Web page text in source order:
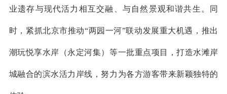
业遗存与现代活力相互交融、与自然景观和谐共生。同
时，紧抓北京市推动“两园一河”联动发展重大机遇，推出
潮玩悦享水岸（永定河集）等一批重点项目，打造水滩岸
城融合的滨水活力岸线，努力为各方游客带来新颖独特的